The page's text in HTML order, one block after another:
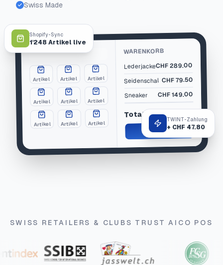
Swiss Made
Artikel Artikel Artikel
Artikel Artikel Artikel
Artikel Artikel Artikel
WARENKORB
LederjackeCHF289.00
Seidenschal CHF79.50
Sneaker CHF149.00
Total CHF 517.50
Bezahlen
Shopify-Sync
1'248 Artikel live
TWINT-Zahlung
+ CHF 47.80
SWISS RETAILERS & CLUBS TRUST AICO POS